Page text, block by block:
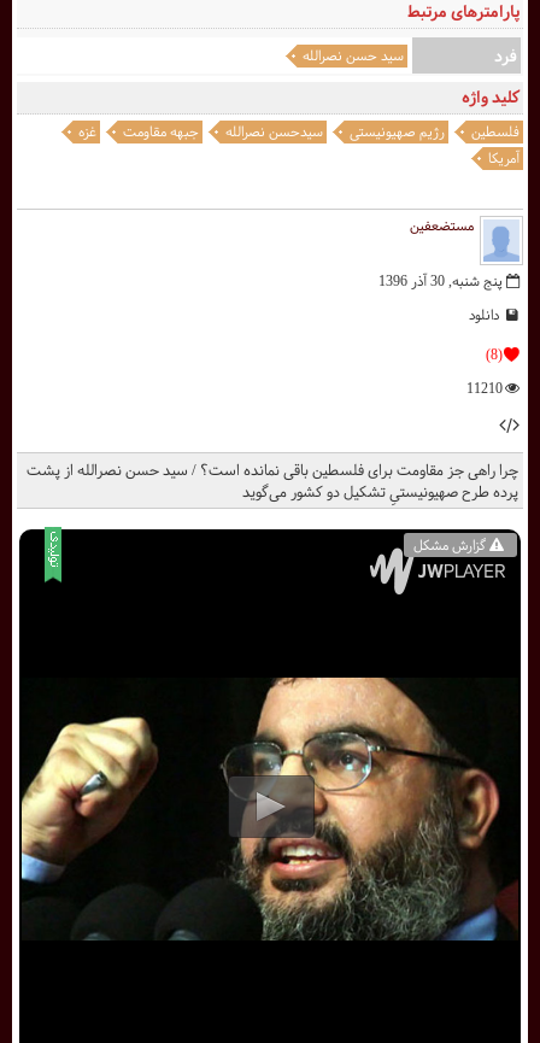
گزارش مشکل
چرا راهی جز مقاومت برای فلسطین باقی نمانده است؟ / سید حسن نصرالله از پشت
پرده طرح صهیونیستیِ تشکیل دو کشور می‌گوید
مستضعفین
پنج شنبه, 30 آذر 1396
دانلود
(8)
11210
کلید واژه
فلسطین رژیم صهیونیستی سیدحسن نصرالله جبهه مقاومت
غزه
آمریکا
پارامترهای مرتبط
فرد
سید حسن نصرالله